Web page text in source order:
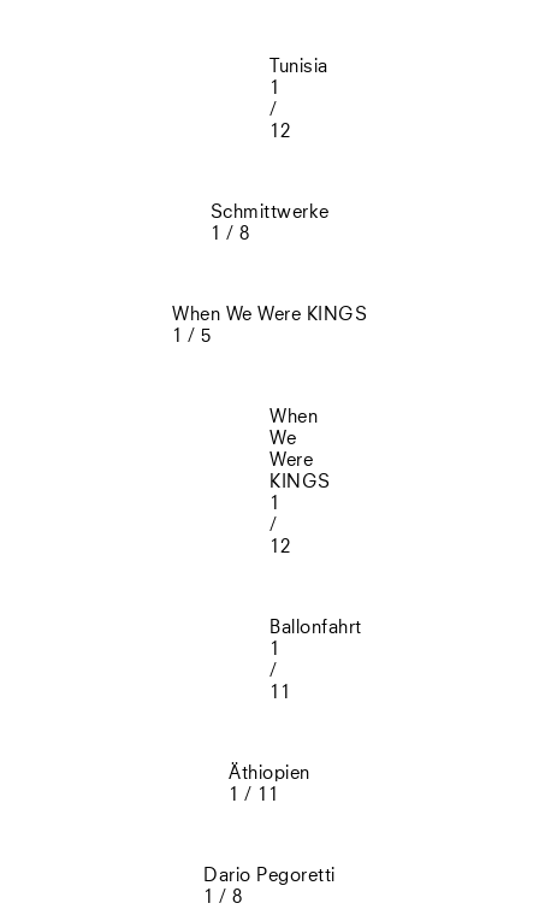
Tunisia
1
/
12
Schmittwerke
1 / 8
When We Were KINGS
1 / 5
When
We
Were
KINGS
1
/
12
Ballonfahrt
1
/
11
Äthiopien
1 / 11
Dario Pegoretti
1 / 8